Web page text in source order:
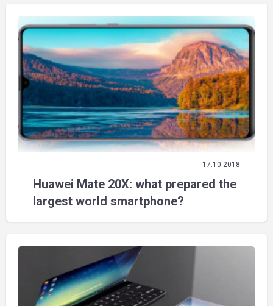
17.10.2018
Huawei Mate 20X: what prepared the
largest world smartphone?